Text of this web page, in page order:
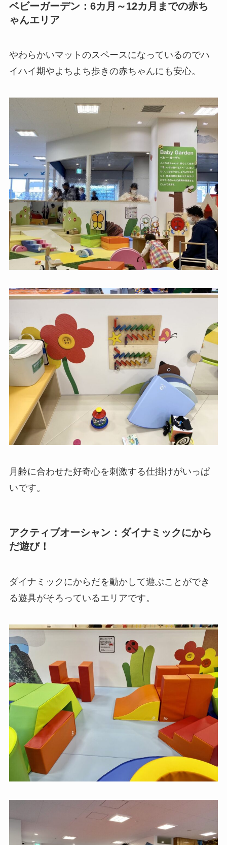
ベビーガーデン：6カ月～12カ月までの赤ち
ゃんエリア
やわらかいマットのスペースになっているのでハ
イハイ期やよちよち歩きの赤ちゃんにも安心。
月齢に合わせた好奇心を刺激する仕掛けがいっぱ
いです。
アクティブオーシャン：ダイナミックにから
だ遊び！
ダイナミックにからだを動かして遊ぶことができ
る遊具がそろっているエリアです。